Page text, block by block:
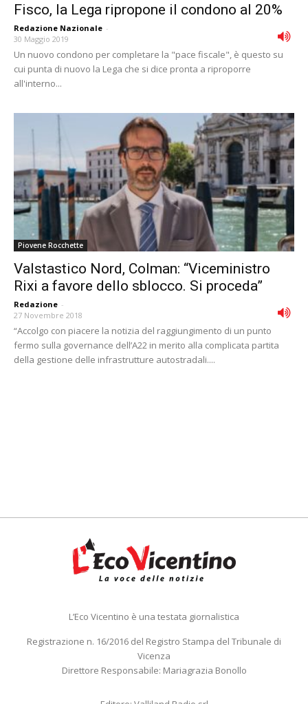
Fisco, la Lega ripropone il condono al 20%
Redazione Nazionale -
30 Maggio 2019
Un nuovo condono per completare la "pace fiscale", è questo su
cui punta di nuovo la Lega che si dice pronta a riproporre
all'interno...
Piovene Rocchette
Valstastico Nord, Colman: “Viceministro
Rixi a favore dello sblocco. Si proceda”
Redazione -
27 Novembre 2018
“Accolgo con piacere la notizia del raggiungimento di un punto
fermo sulla governance dell’A22 in merito alla complicata partita
della gestione delle infrastrutture autostradali....
L’Eco Vicentino è una testata giornalistica
Registrazione n. 16/2016 del Registro Stampa del Tribunale di
Vicenza
Direttore Responsabile: Mariagrazia Bonollo